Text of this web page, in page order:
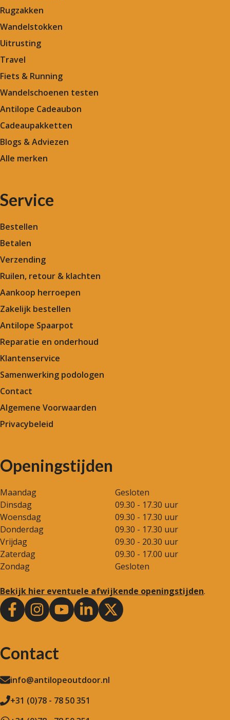
Rugzakken
Wandelstokken
Uitrusting
Travel
Fiets & Running
Wandelschoenen testen
Antilope Cadeaubon
Cadeaupakketten
Blogs & Adviezen
Alle merken
Service
Bestellen
Betalen
Verzending
Ruilen, retour & klachten
Aankoop herroepen
Zakelijk bestellen
Antilope Spaarpot
Reparatie en onderhoud
Klantenservice
Samenwerking podologen
Contact
Algemene Voorwaarden
Privacybeleid
Openingstijden
Maandag
Gesloten
Dinsdag
09.30 - 17.30 uur
Woensdag
09.30 - 17.30 uur
Donderdag
09.30 - 17.30 uur
Vrijdag
09.30 - 20.30 uur
Zaterdag
09.30 - 17.00 uur
Zondag
Gesloten
Bekijk hier eventuele afwijkende openingstijden.
Contact
info@antilopeoutdoor.nl
+31 (0)78 - 78 50 351